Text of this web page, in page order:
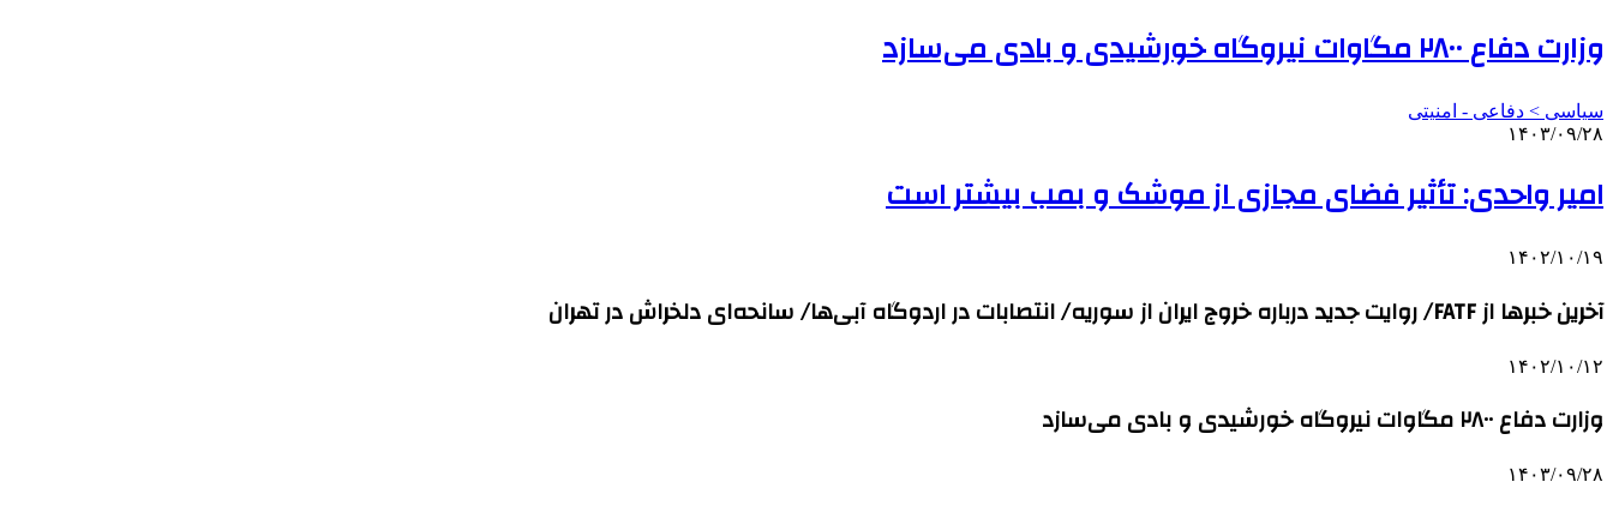
وزارت دفاع ۲۸۰۰ مگاوات نیروگاه خورشیدی و بادی می‌سازد
سیاسی > دفاعی - امنيتی
۱۴۰۳/۰۹/۲۸
امیر واحدی: تأثیر فضای مجازی از موشک و بمب بیشتر است
۱۴۰۲/۱۰/۱۹
آخرین خبرها از FATF/ روایت جدید درباره خروج ایران از سوریه/ انتصابات در اردوگاه آبی‌ها/ سانحه‌ای ‌دلخراش در تهران
۱۴۰۲/۱۰/۱۲
وزارت دفاع ۲۸۰۰ مگاوات نیروگاه خورشیدی و بادی می‌سازد
۱۴۰۳/۰۹/۲۸